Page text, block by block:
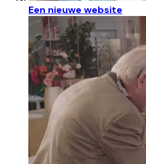
Een nieuwe website